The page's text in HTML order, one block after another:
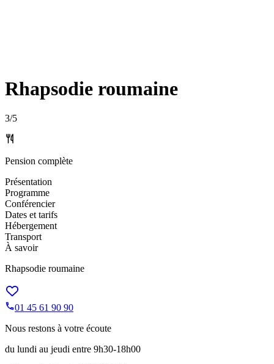
Rhapsodie roumaine
3/5
Pension complète
Présentation
Programme
Conférencier
Dates et tarifs
Hébergement
Transport
À savoir
Rhapsodie roumaine
01 45 61 90 90
Nous restons à votre écoute
du lundi au jeudi entre 9h30-18h00